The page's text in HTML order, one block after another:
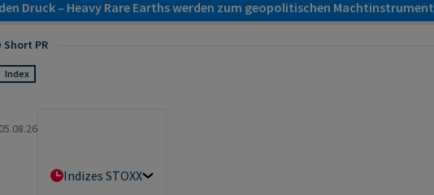
Druck – Heavy Rare Earths werden zum geopolitischen Machtinstrument
Short PR
Index
05.08.26
Indizes STOXX